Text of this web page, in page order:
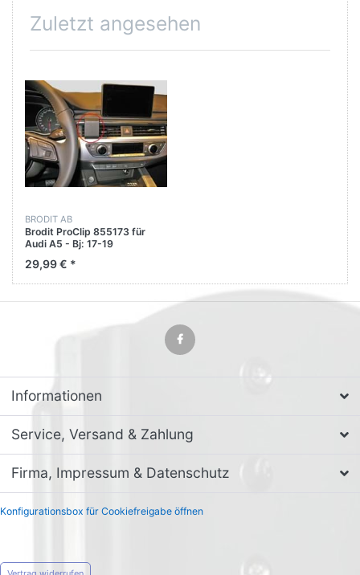
Zuletzt angesehen
BRODIT AB
Brodit ProClip 855173 für
Audi A5 - Bj: 17-19
29,99 € *
Informationen
Service, Versand & Zahlung
Firma, Impressum & Datenschutz
Konfigurationsbox für Cookiefreigabe öffnen